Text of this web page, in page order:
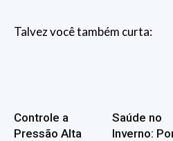
Talvez você também curta:
Controle a
Pressão Alta
Saúde no
Inverno: